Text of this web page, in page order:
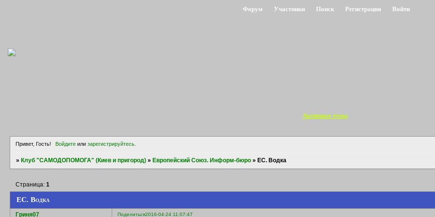
Форум Участники Поиск Регистрация Войти
Активные темы
Привет, Гость! Войдитеили зарегистрируйтесь.
»Клуб "САМОДОПОМОГА" (Киев и пригород) »Европейский Союз. Информ-бюро »ЕС. Водка
ЕС. Водка
Страница:1
Поделиться2016-04-24 11:07:47
Гриня07